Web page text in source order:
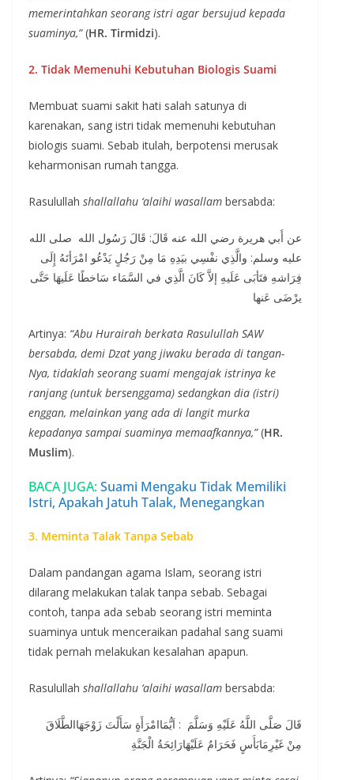
memerintahkan seorang istri agar bersujud kepada
suaminya,”(HR. Tirmidzi).
2. Tidak Memenuhi Kebutuhan Biologis Suami
Membuat suami sakit hati salah satunya di
karenakan, sang istri tidak memenuhi kebutuhan
biologis suami. Sebab itulah, berpotensi merusak
keharmonisan rumah tangga.
Rasulullah shallallahu ‘alaihi wasallam bersabda:
عن أَبي هريرة رضي الله عنه قَالَ: قَالَ رَسُول الله صلى الله
عليه وسلم: والَّذِي نفْسِي بيَدِهِ مَا مِنْ رَجُلٍ يَدْعُو امْرَأتَهُ إِلَى
فِرَاشهِ فتَأبَى عَلَيهِ إلاَّ كَانَ الَّذِي في السَّمَاء سَاخطًا عَلَيهَا حَتَّى
يرْضَى عَنها
Artinya: “Abu Hurairah berkata Rasulullah SAW
bersabda, demi Dzat yang jiwaku berada di tangan-
Nya, tidaklah seorang suami mengajak istrinya ke
ranjang (untuk bersenggama) sedangkan dia (istri)
enggan, melainkan yang ada di langit murka
kepadanya sampai suaminya memaafkannya,”(HR.
Muslim).
BACA JUGA:Suami Mengaku Tidak Memiliki
Istri, Apakah Jatuh Talak, Menegangkan
3. Meminta Talak Tanpa Sebab
Dalam pandangan agama Islam, seorang istri
dilarang melakukan talak tanpa sebab. Sebagai
contoh, tanpa ada sebab seorang istri meminta
suaminya untuk menceraikan padahal sang suami
tidak pernah melakukan kesalahan apapun.
Rasulullah shallallahu ‘alaihi wasallam bersabda:
قَالَ صَلَّى اللَّهُ عَلَيْهِ وَسَلَّمَ : اَيُّمَاامْرَأَةٍ سَأَلْتَ زَوْجَهَاالطَّلَاقَ
مِنْ غَيْرِمَابَأَسٍ فَحَرَامٌ عَلَيْهَارَائِحَةُ الْجَنَّةِ